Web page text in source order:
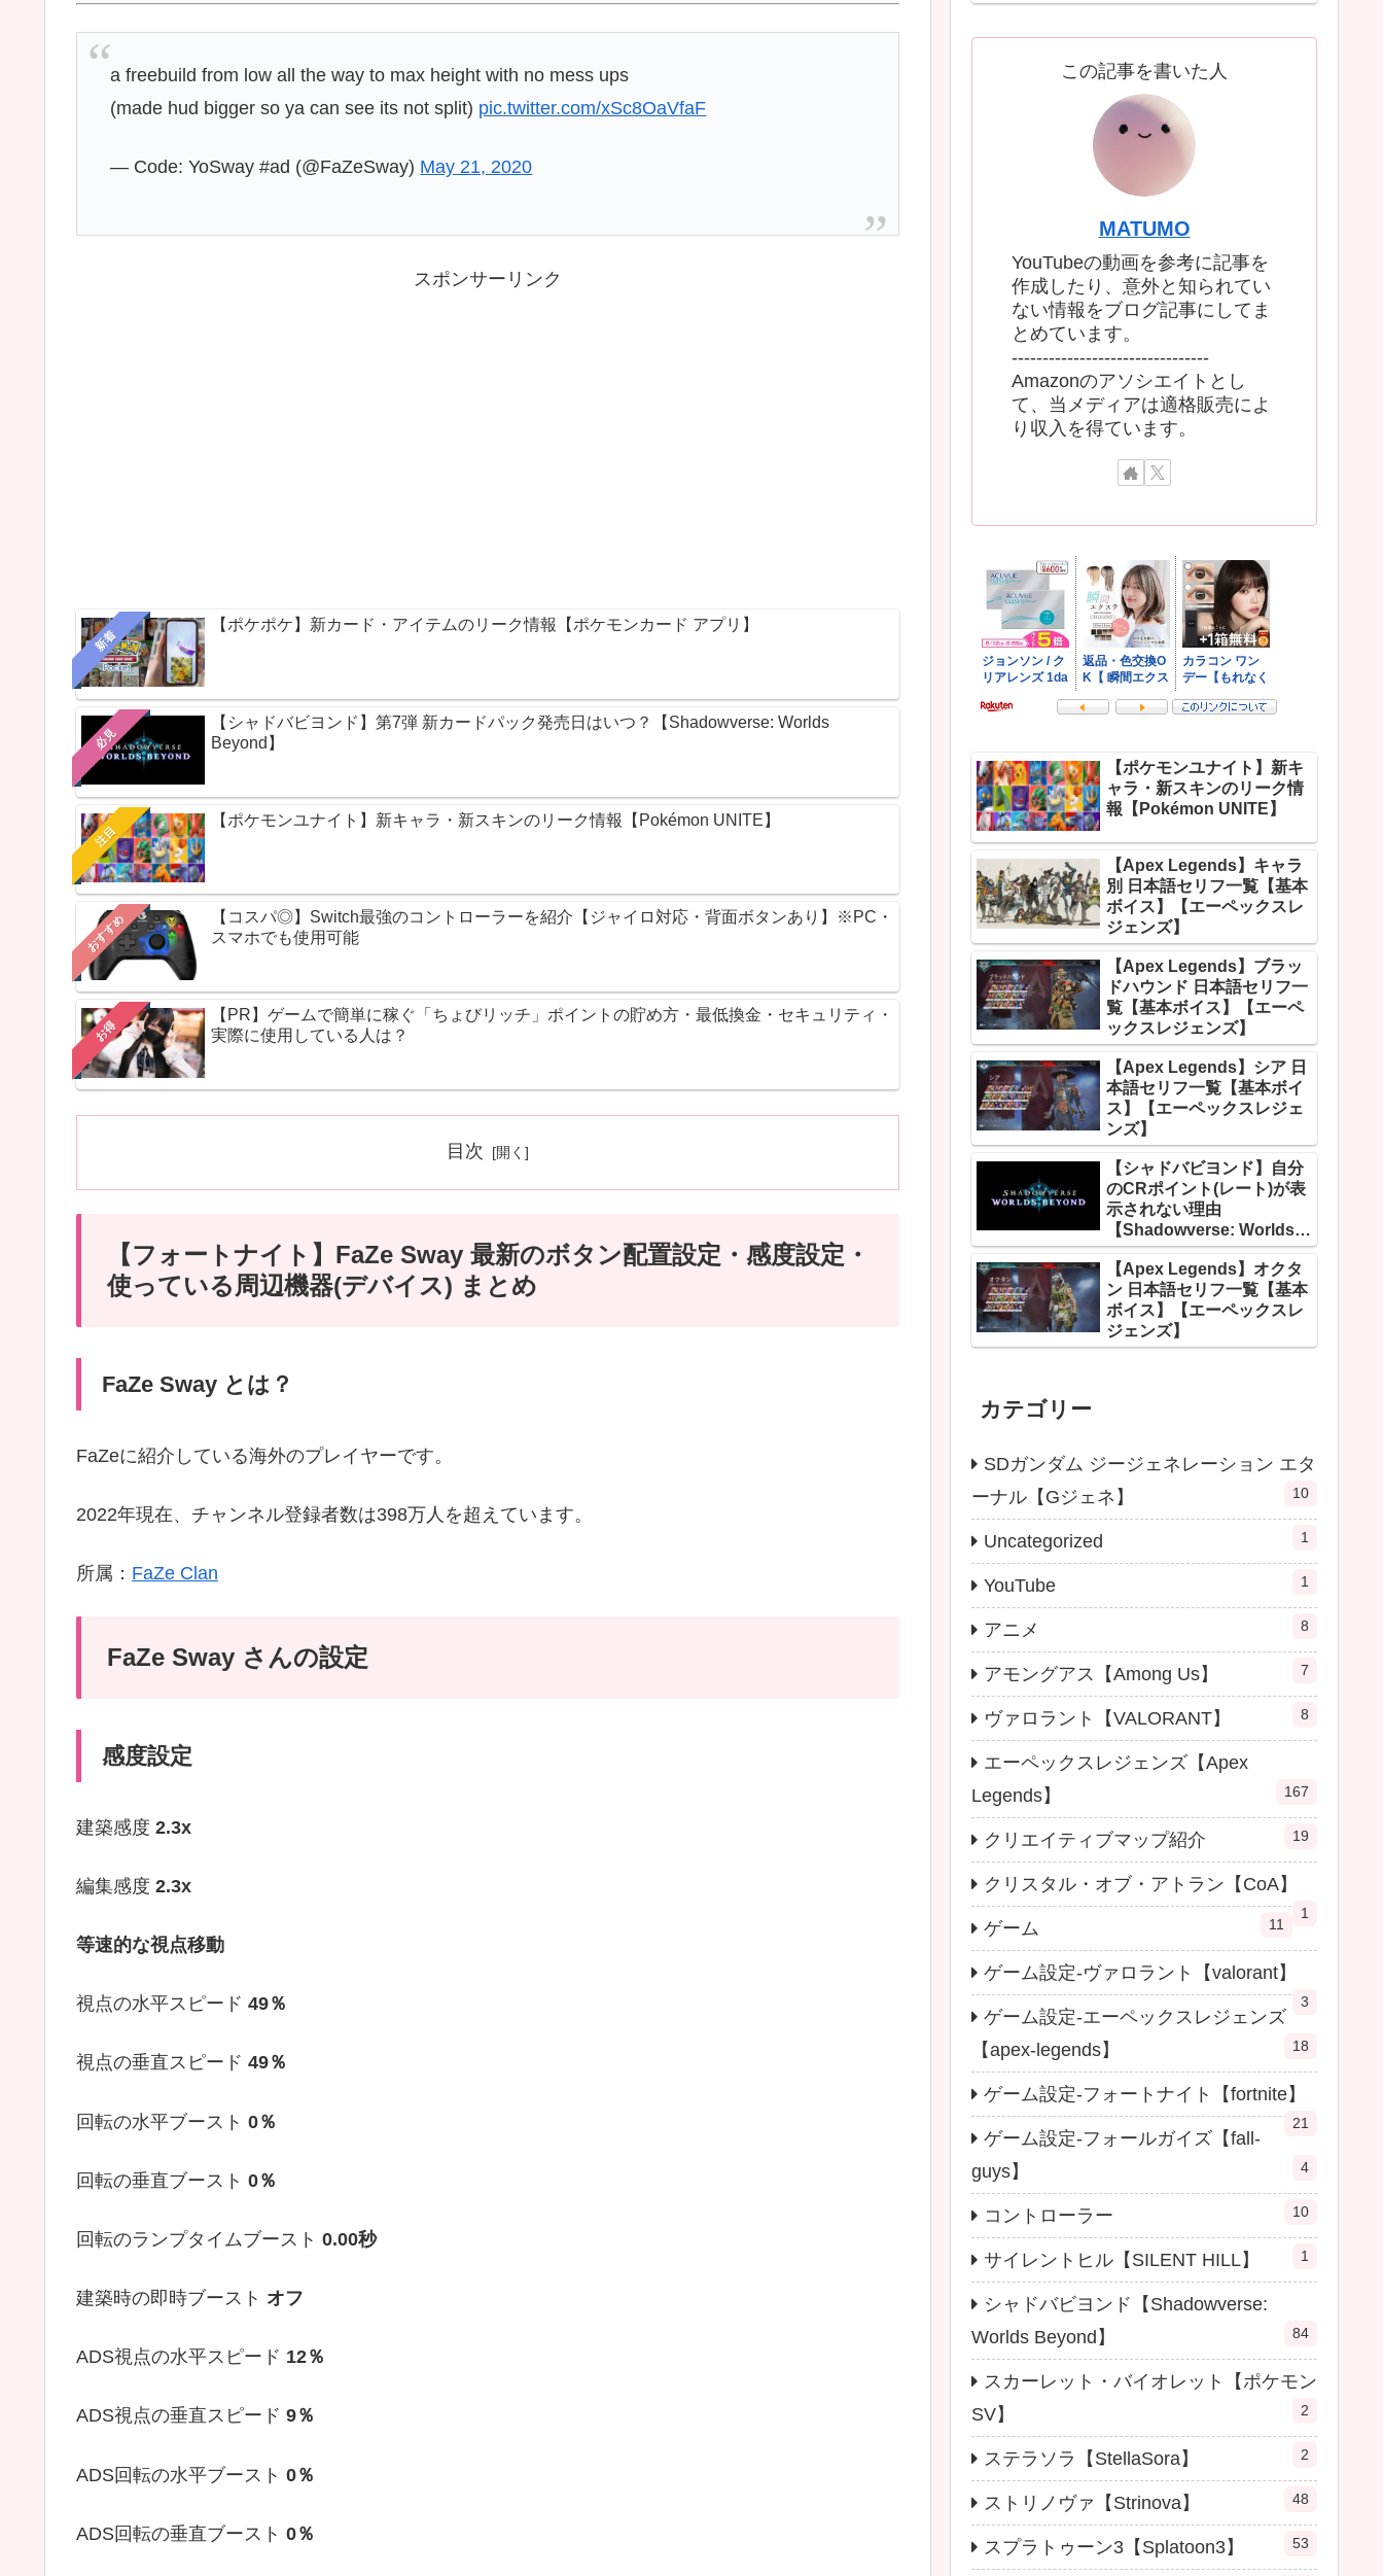
a freebuild from low all the way to max height with no mess ups
(made hud bigger so ya can see its not split) pic.twitter.com/xSc8OaVfaF
— Code: YoSway #ad (@FaZeSway) May 21, 2020
スポンサーリンク
新着
【ポケポケ】新カード・アイテムのリーク情報【ポケモンカード アプリ】
必見
【シャドバビヨンド】第7弾 新カードパック発売日はいつ？【Shadowverse: Worlds
Beyond】
注目
【ポケモンユナイト】新キャラ・新スキンのリーク情報【Pokémon UNITE】
おすすめ
【コスパ◎】Switch最強のコントローラーを紹介【ジャイロ対応・背面ボタンあり】※PC・
スマホでも使用可能
お得
【PR】ゲームで簡単に稼ぐ「ちょびリッチ」ポイントの貯め方・最低換金・セキュリティ・
実際に使用している人は？
目次
【フォートナイト】FaZe Sway 最新のボタン配置設定・感度設定・
使っている周辺機器(デバイス) まとめ
FaZe Sway とは？
FaZeに紹介している海外のプレイヤーです。
2022年現在、チャンネル登録者数は398万人を超えています。
所属： FaZe Clan
FaZe Sway さんの設定
感度設定
建築感度 2.3x
編集感度 2.3x
等速的な視点移動
視点の水平スピード 49％
視点の垂直スピード 49％
回転の水平ブースト 0％
回転の垂直ブースト 0％
回転のランプタイムブースト 0.00秒
建築時の即時ブースト オフ
ADS視点の水平スピード 12％
ADS視点の垂直スピード 9％
ADS回転の水平ブースト 0％
ADS回転の垂直ブースト 0％
Beyond】
この記事を書いた人
MATUMO
YouTubeの動画を参考に記事を
作成したり、意外と知られてい
ない情報をブログ記事にしてま
とめています。
--------------------------------
Amazonのアソシエイトとし
て、当メディアは適格販売によ
り収入を得ています。
【ポケモンユナイト】新キ
ャラ・新スキンのリーク情
報【Pokémon UNITE】
【Apex Legends】キャラ
別 日本語セリフ一覧【基本
ボイス】【エーペックスレ
ジェンズ】
【Apex Legends】ブラッ
ドハウンド 日本語セリフ一
覧【基本ボイス】【エーペ
ックスレジェンズ】
【Apex Legends】シア 日
本語セリフ一覧【基本ボイ
ス】【エーペックスレジェ
ンズ】
【シャドバビヨンド】自分
のCRポイント(レート)が表
示されない理由
【Shadowverse: Worlds
Beyond】
【Apex Legends】オクタ
ン 日本語セリフ一覧【基本
ボイス】【エーペックスレ
ジェンズ】
カテゴリー
SDガンダム ジージェネレーション エタ
ーナル【Gジェネ】
10
Uncategorized 1
YouTube 1
アニメ 8
アモングアス【Among Us】 7
ヴァロラント【VALORANT】 8
エーペックスレジェンズ【Apex
Legends】
167
クリエイティブマップ紹介 19
クリスタル・オブ・アトラン【CoA】
1
ゲーム 11
ゲーム設定-ヴァロラント【valorant】
3
ゲーム設定-エーペックスレジェンズ
【apex-legends】
18
ゲーム設定-フォートナイト【fortnite】
21
ゲーム設定-フォールガイズ【fall-
guys】
4
コントローラー 10
サイレントヒル【SILENT HILL】 1
シャドバビヨンド【Shadowverse:
Worlds Beyond】
84
スカーレット・バイオレット【ポケモン
SV】
2
ステラソラ【StellaSora】 2
ストリノヴァ【Strinova】 48
スプラトゥーン3【Splatoon3】 53